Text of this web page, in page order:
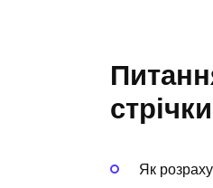
стрічки
Як